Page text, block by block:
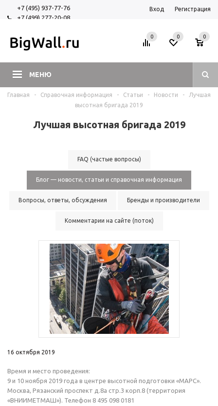
+7 (495) 937-77-76
+7 (499) 277-20-08
Вход Регистрация
МЕНЮ
0 0
0
Главная - Справочная информация - Статьи - Новости -
Лучшая
высотная бригада 2019
Лучшая высотная бригада 2019
FAQ (частые вопросы)
Блог — новости, статьи и справочная информация
Вопросы, ответы, обсуждения Бренды и производители
Комментарии на сайте (поток)
16 октября 2019
Время и место проведения:
9 и 10 ноября 2019 года в центре высотной подготовки «МАРС».
Москва, Рязанский проспект д.8а стр.3 корп.8 (территория
«ВНИИМЕТМАШ»). Телефон 8 495 098 0181